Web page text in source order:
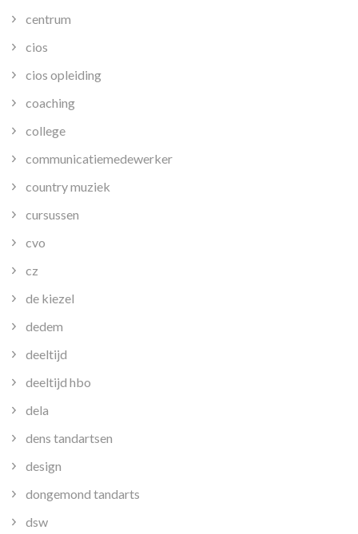
centrum
cios
cios opleiding
coaching
college
communicatiemedewerker
country muziek
cursussen
cvo
cz
de kiezel
dedem
deeltijd
deeltijd hbo
dela
dens tandartsen
design
dongemond tandarts
dsw